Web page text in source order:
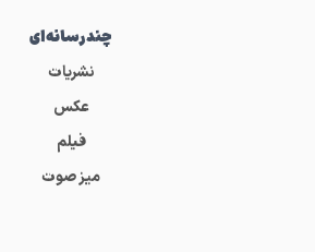
چندرسانه‌ای
نشریات
عکس
فیلم
میز صوت